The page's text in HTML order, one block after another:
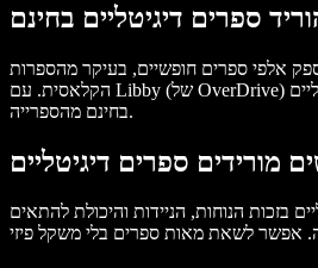
אלפי ספרים חופשיים, בעיקר מהספרות
הקלאסית. עם Libby (של OverDrive) אפשר לשאול ספרים דיגיטליים
בחינם מהספרייה.
בזכות הנוחות, הניידות והיכולת להתאים